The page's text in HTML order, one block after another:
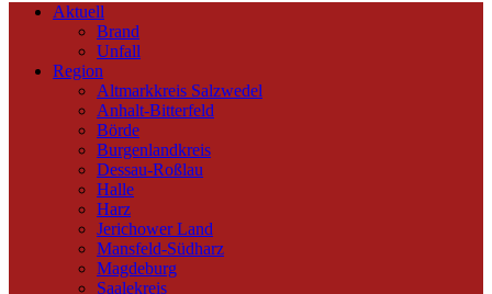
Aktuell
Brand
Unfall
Region
Altmarkkreis Salzwedel
Anhalt-Bitterfeld
Börde
Burgenlandkreis
Dessau-Roßlau
Halle
Harz
Jerichower Land
Mansfeld-Südharz
Magdeburg
Saalekreis